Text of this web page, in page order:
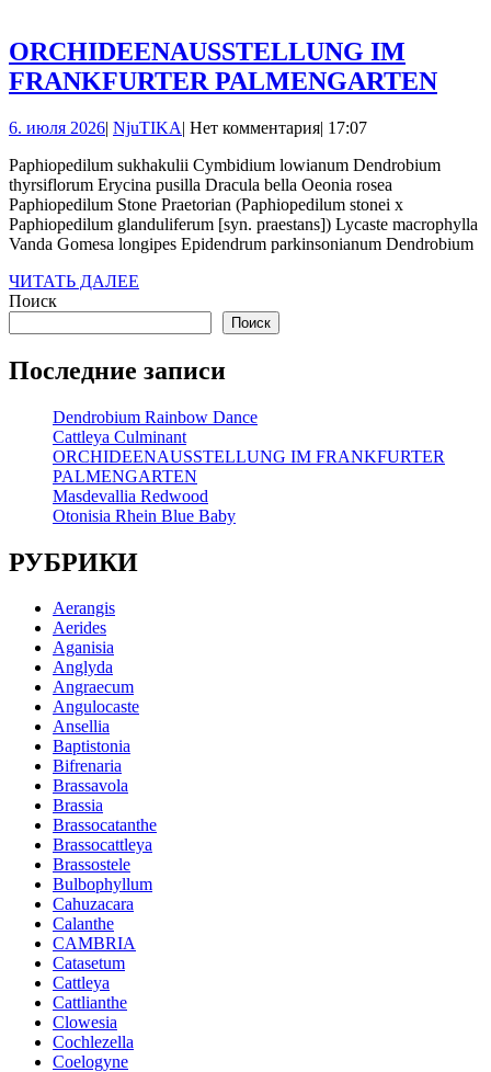
ORCHIDEENAUSSTELLUNG IM
FRANKFURTER PALMENGARTEN
6. июля 20266.
2026
| NjuTIKANjuTIKA
| Нет комментария| 17:07
Paphiopedilum sukhakulii Cymbidium lowianum Dendrobium
thyrsiflorum Erycina pusilla Dracula bella Oeonia rosea
Paphiopedilum Stone Praetorian (Paphiopedilum stonei x
Paphiopedilum glanduliferum [syn. praestans]) Lycaste macrophylla
Vanda Gomesa longipes Epidendrum parkinsonianum Dendrobium
ЧИТАТЬ ДАЛЕЕ
Поиск
Поиск
Последние записи
Dendrobium Rainbow Dance
Cattleya Culminant
ORCHIDEENAUSSTELLUNG IM FRANKFURTER
PALMENGARTEN
Masdevallia Redwood
Otonisia Rhein Blue Baby
РУБРИКИ
Aerangis
Aerides
Aganisia
Anglyda
Angraecum
Angulocaste
Ansellia
Baptistonia
Bifrenaria
Brassavola
Brassia
Brassocatanthe
Brassocattleya
Brassostele
Bulbophyllum
Cahuzacara
Calanthe
CAMBRIA
Catasetum
Cattleya
Cattlianthe
Clowesia
Cochlezella
Coelogyne